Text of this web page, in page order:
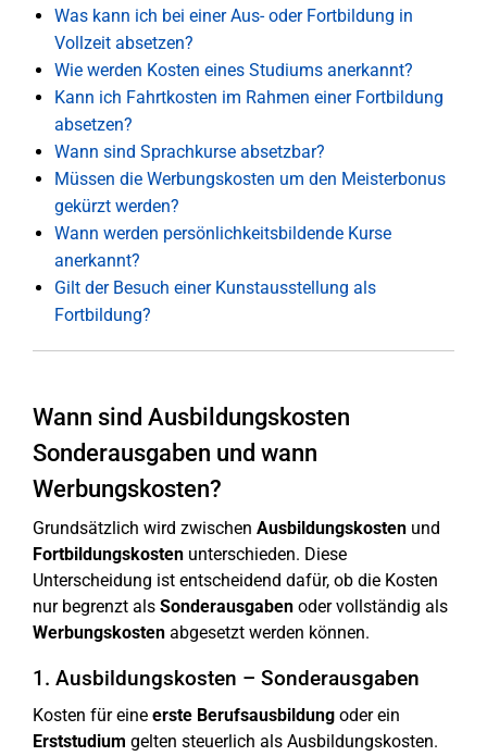
Was kann ich bei einer Aus- oder Fortbildung in
Vollzeit absetzen?
Wie werden Kosten eines Studiums anerkannt?
Kann ich Fahrtkosten im Rahmen einer Fortbildung
absetzen?
Wann sind Sprachkurse absetzbar?
Müssen die Werbungskosten um den Meisterbonus
gekürzt werden?
Wann werden persönlichkeitsbildende Kurse
anerkannt?
Gilt der Besuch einer Kunstausstellung als
Fortbildung?
Wann sind Ausbildungskosten
Sonderausgaben und wann
Werbungskosten?
Grundsätzlich wird zwischen Ausbildungskosten und
Fortbildungskosten unterschieden. Diese
Unterscheidung ist entscheidend dafür, ob die Kosten
nur begrenzt als Sonderausgaben oder vollständig als
Werbungskosten abgesetzt werden können.
1. Ausbildungskosten – Sonderausgaben
Kosten für eine erste Berufsausbildung oder ein
Erststudium gelten steuerlich als Ausbildungskosten.